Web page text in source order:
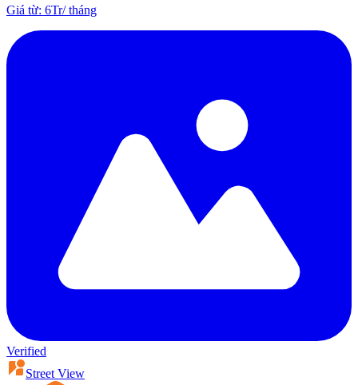
Giá từ: 6Tr/tháng
Verified
Street View